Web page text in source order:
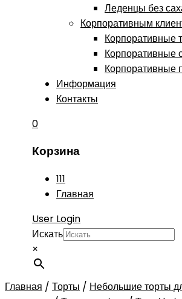
Леденцы без
Корпоративным
Корпоративные
Корпоративные
Корпоративные
Информация
Контакты
0
Корзина
111
Главная
User Login
Искать
×
Главная / Торты / Небольшие торты